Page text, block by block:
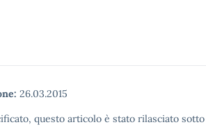
26.03.2015
questo articolo è stato rilasciato